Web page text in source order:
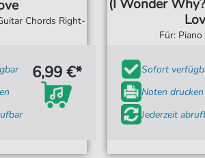
Chords Right-
6,99 €*
(I Wonder
Für:
Sofort
Noten drucken
Jederzeit